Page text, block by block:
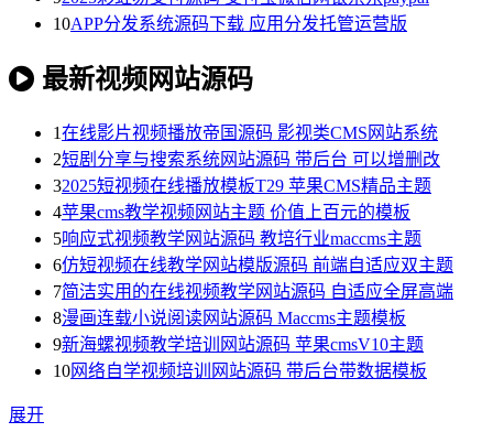
10APP分发系统源码下载 应用分发托管运营版
最新视频网站源码
1在线影片视频播放帝国源码 影视类CMS网站系统
2短剧分享与搜索系统网站源码 带后台 可以增删改
32025短视频在线播放模板T29 苹果CMS精品主题
4苹果cms教学视频网站主题 价值上百元的模板
5响应式视频教学网站源码 教培行业maccms主题
6仿短视频在线教学网站模版源码 前端自适应双主题
7简洁实用的在线视频教学网站源码 自适应全屏高端
8漫画连载小说阅读网站源码 Maccms主题模板
9新海螺视频教学培训网站源码 苹果cmsV10主题
10网络自学视频培训网站源码 带后台带数据模板
展开